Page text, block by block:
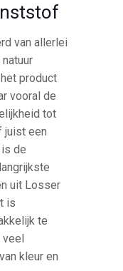
van allerlei
product
vooral de
tot
juist een
de
uit Losser
is
te
veel
kleur en